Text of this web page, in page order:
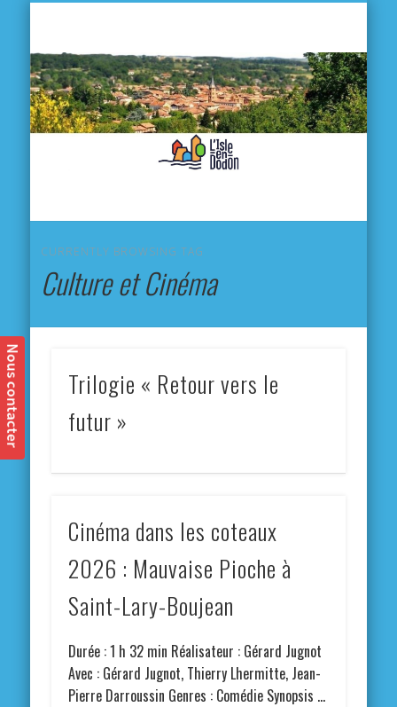
CURRENTLY BROWSING TAG
Culture et Cinéma
Trilogie « Retour vers le
futur »
Cinéma dans les coteaux
2026 : Mauvaise Pioche à
Saint-Lary-Boujean
Durée : 1 h 32 min Réalisateur : Gérard Jugnot
Avec : Gérard Jugnot, Thierry Lhermitte, Jean-
Pierre Darroussin Genres : Comédie Synopsis …